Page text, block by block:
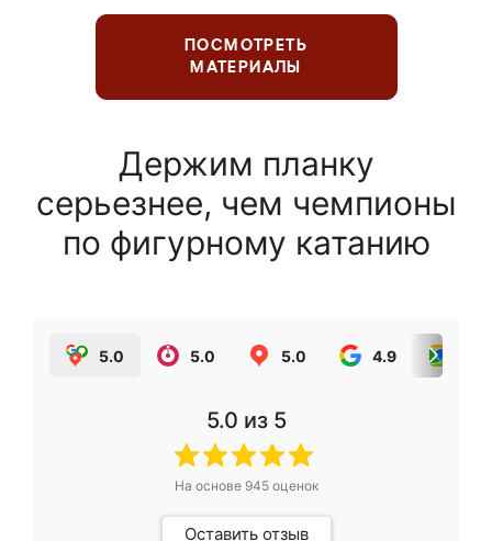
ПОСМОТРЕТЬ
МАТЕРИАЛЫ
Держим планку
серьезнее, чем чемпионы
по фигурному катанию
5.0 5.0 5.0 4.9
5.0 из 5
На основе 945оценок
Оставить отзыв